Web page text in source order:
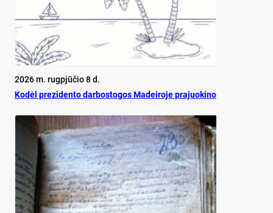
2026 m. rugpjūčio 8 d.
Ko­dėl pre­zi­den­to dar­bos­to­gos Ma­dei­ro­je pra­juo­ki­no